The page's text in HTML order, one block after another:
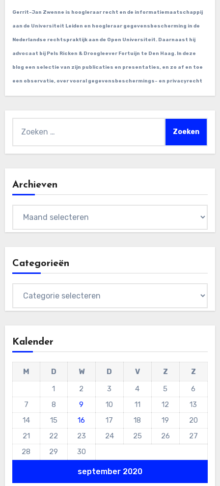
Gerrit-Jan Zwenne is hoogleraar recht en de informatiemaatschappij
aan de Universiteit Leiden en hoogleraar gegevensbescherming in de
Nederlandse rechtspraktijk aan de Open Universiteit. Daarnaast hij
advocaat bij Pels Ricken & Droogleever Fortuijn te Den Haag. In deze
blog een selectie van zijn publicaties en presentaties, en zo af en toe
een observatie, over vooral gegevensbeschermings- en privacyrecht
naar:
Archieven
Categorieën
Kalender
september 2020
M D W D V Z
Z
1
2 3 4 5
6
7
8 9 10 11 12
13
14
15 16 17 18 19
20
21
22 23 24 25 26
27
28
29 30